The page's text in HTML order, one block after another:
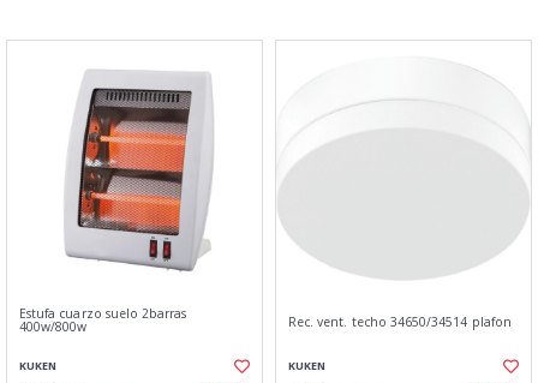
Estufa cuarzo suelo 2barras
400w/800w
KUKEN
Rec. vent. techo 34650/34514 plafon
KUKEN